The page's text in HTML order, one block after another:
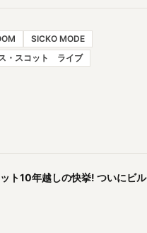
SICKO MODE
・スコット ライブ
ト10年越しの快挙! ついにビル